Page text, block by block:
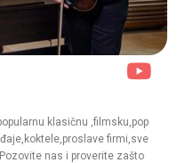
klasičnu ,filmsku,pop
firmi,sve
nas i proverite zašto